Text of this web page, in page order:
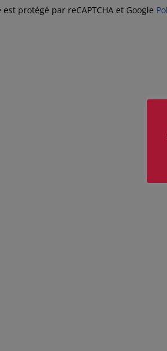
est protégé par reCAPTCHA et Google